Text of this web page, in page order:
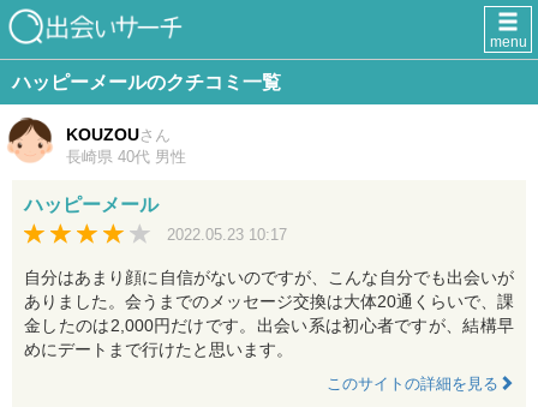
menu
ハッピーメールのクチコミ一覧
KOUZOUさん
長崎県 40代 男性
ハッピーメール
2022.05.23 10:17
自分はあまり顔に自信がないのですが、こんな自分でも出会いが
ありました。会うまでのメッセージ交換は大体20通くらいで、課
金したのは2,000円だけです。出会い系は初心者ですが、結構早
めにデートまで行けたと思います。
このサイトの詳細を見る